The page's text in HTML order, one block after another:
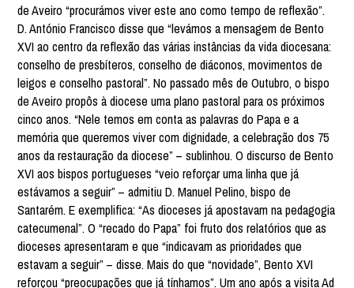
de Aveiro “procurámos viver este ano como tempo de reflexão”.
D. António Francisco disse que “levámos a mensagem de Bento
XVI ao centro da reflexão das várias instâncias da vida diocesana:
conselho de presbíteros, conselho de diáconos, movimentos de
leigos e conselho pastoral”. No passado mês de Outubro, o bispo
de Aveiro propôs à diocese uma plano pastoral para os próximos
cinco anos. “Nele temos em conta as palavras do Papa e a
memória que queremos viver com dignidade, a celebração dos 75
anos da restauração da diocese” – sublinhou. O discurso de Bento
XVI aos bispos portugueses “veio reforçar uma linha que já
estávamos a seguir” – admitiu D. Manuel Pelino, bispo de
Santarém. E exemplifica: “As dioceses já apostavam na pedagogia
catecumenal”. O “recado do Papa” foi fruto dos relatórios que as
dioceses apresentaram e que “indicavam as prioridades que
estavam a seguir” – disse. Mais do que “novidade”, Bento XVI
reforçou “preocupações que já tínhamos”. Um ano após a visita Ad